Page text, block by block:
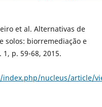
et al. Alternativas de
solos: biorremediação e
p. 59-68, 2015.
nucleus/article/